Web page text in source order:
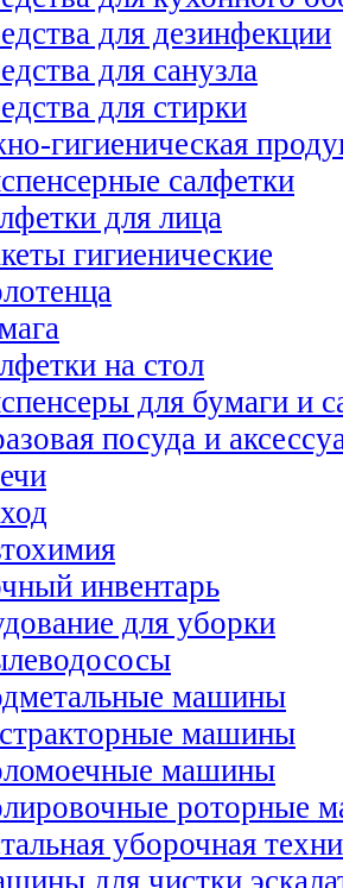
для дезинфекции
для санузла
для стирки
гигиеническая
салфетки
для лица
гигиенические
на стол
для бумаги и
посуда и
инвентарь
для уборки
машины
машины
машины
роторные
уборочная
для чистки